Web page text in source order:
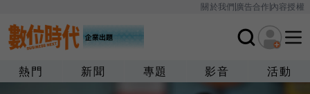
關於我們廣告合作內容授權
熱門 新聞 專題 影音 活動